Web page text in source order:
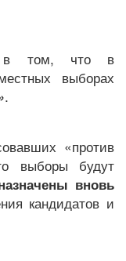
в том, что в
выборах
.
«против
выборы будут
вновь
кандидатов и